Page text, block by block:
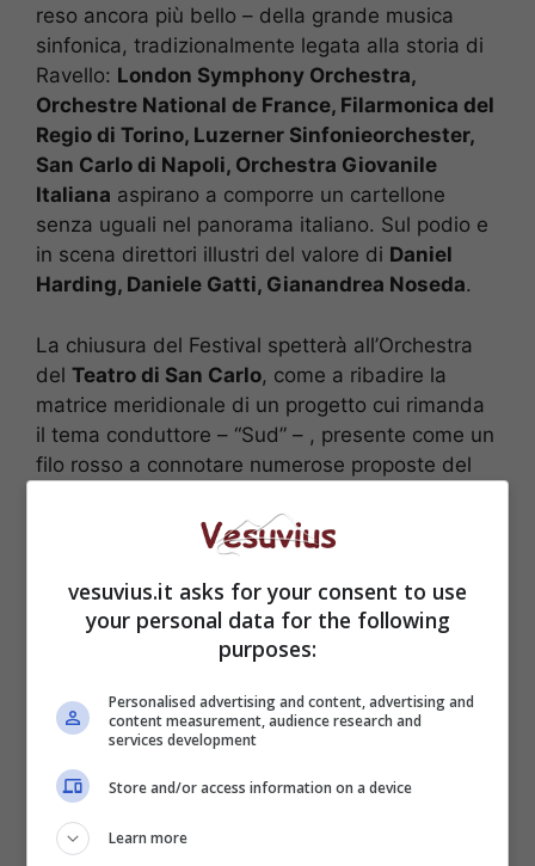
reso ancora più bello – della grande musica
sinfonica, tradizionalmente legata alla storia di
Ravello: London Symphony Orchestra,
Orchestre National de France, Filarmonica del
Regio di Torino, Luzerner Sinfonieorchester,
San Carlo di Napoli, Orchestra Giovanile
Italiana aspirano a comporre un cartellone
senza uguali nel panorama italiano. Sul podio e
in scena direttori illustri del valore di Daniel
Harding, Daniele Gatti, Gianandrea Noseda.
La chiusura del Festival spetterà all’Orchestra
del Teatro di San Carlo, come a ribadire la
matrice meridionale di un progetto cui rimanda
il tema conduttore – “Sud” – , presente come un
filo rosso a connotare numerose proposte del
vesuvius.it asks for your consent to use
your personal data for the following
purposes:
Personalised advertising and content, advertising and
content measurement, audience research and
services development
Store and/or access information on a device
Learn more